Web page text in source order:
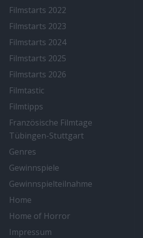
Filmstarts 2022
Filmstarts 2023
Filmstarts 2024
Filmstarts 2025
Filmstarts 2026
Filmtastic
Filmtipps
Französische Filmtage
Tübingen-Stuttgart
Genres
Gewinnspiele
Gewinnspielteilnahme
Home
Home of Horror
Impressum